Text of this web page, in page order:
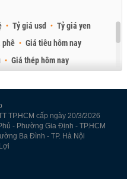
Tỷ giá usd
Tỷ giá yen
phê
Giá tiêu hôm nay
Giá thép hôm nay
TP.HCM cấp ngày 20/3/2026
- Phường Gia Định - TP.HCM
Ba Đình - TP. Hà Nội